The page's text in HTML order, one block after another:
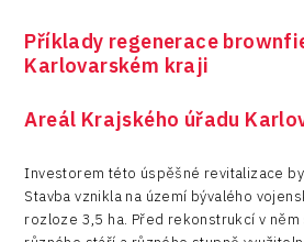
Příklady regenerace
Karlovarském kraji
Areál Krajského úřadu
Investorem této úspěšné revitalizace
Stavba vznikla na území bývalého
rozloze 3,5 ha. Před rekonstrukcí v něm